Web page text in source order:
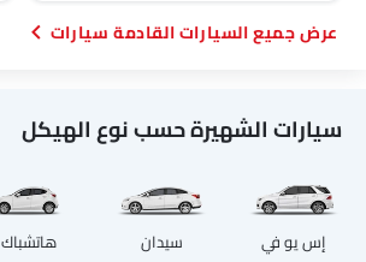
السيارات القادمة سيارات
سيارات الشهيرة حسب نوع الهيكل
إس يو في سيدان هاتشباك